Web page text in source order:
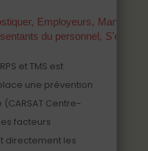
Employeurs
Managers
du personnel
et TMS est
une prévention
Centre-
facteurs
directement les